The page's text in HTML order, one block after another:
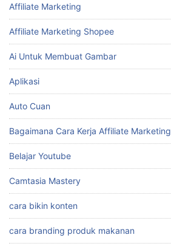
Affiliate Marketing
Affiliate Marketing Shopee
Ai Untuk Membuat Gambar
Aplikasi
Auto Cuan
Bagaimana Cara Kerja Affiliate Marketing
Belajar Youtube
Camtasia Mastery
cara bikin konten
cara branding produk makanan